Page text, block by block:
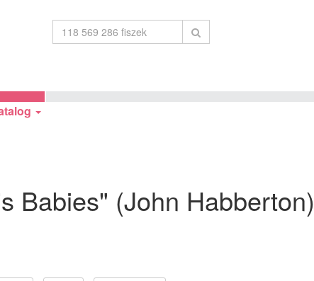
Babies" (John Habberton)